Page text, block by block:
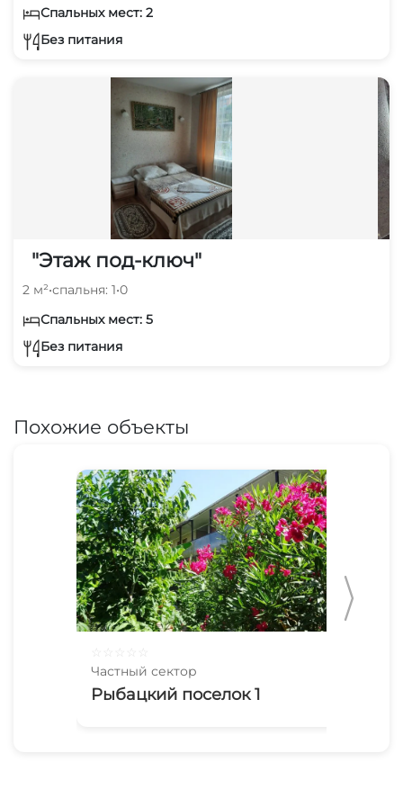
Спальных мест: 2
Без питания
"Этаж под-ключ"
2 м²•спальня: 1•0
Спальных мест: 5
Без питания
Похожие объекты
Частный сектор
Рыбацкий поселок 1